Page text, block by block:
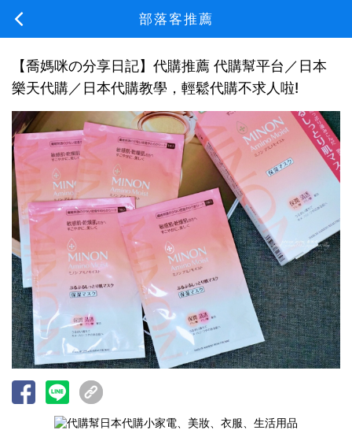
部落客推薦
【喬媽咪の分享日記】代購推薦 代購幫平台／日本
樂天代購／日本代購教學，輕鬆代購不求人啦!